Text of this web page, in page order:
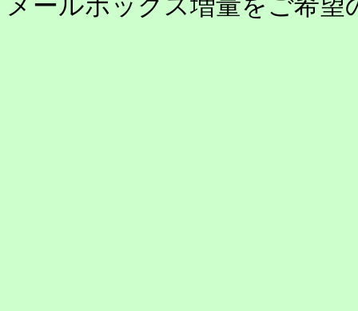
メールボックス増量をご希